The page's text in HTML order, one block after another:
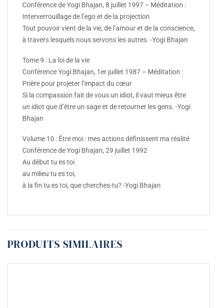
Conférence de Yogi Bhajan, 8 juillet 1997 – Méditation :
Interverrouillage de l’ego et de la projection
Tout pouvoir vient de la vie, de l’amour et de la conscience,
à travers lesquels nous servons les autres. -Yogi Bhajan
Tome 9 : La loi de la vie
Conférence Yogi Bhajan, 1er juillet 1987 – Méditation :
Prière pour projeter l’impact du cœur
Si la compassion fait de vous un idiot, il vaut mieux être
un idiot que d’être un sage et de retourner les gens. -Yogi
Bhajan
Volume 10 : Être moi : mes actions définissent ma réalité
Conférence de Yogi Bhajan, 29 juillet 1992
Au début tu es toi
au milieu tu es toi,
à la fin tu es toi, que cherches-tu? -Yogi Bhajan
PRODUITS SIMILAIRES